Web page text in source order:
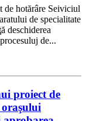
de hotărâre Seiviciul
de specialitate
deschiderea
de...
proiect de